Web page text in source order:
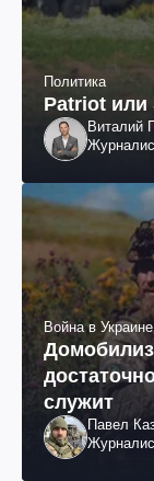
Политика
Patriot или
Виталий
Война в Украине
служит
Павел